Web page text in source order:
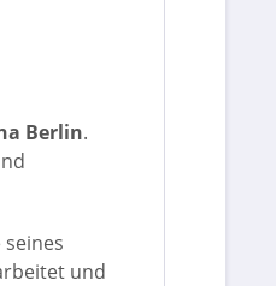
Berlin.
und